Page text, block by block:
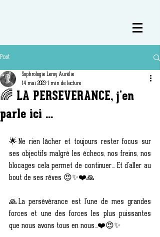
Post
🌈 LA PERSEVERANCE, j'en
parle ici ...
Sophrologie Leroy Aurélie
14 mai 2023 1 min de lecture
🌟Ne rien lâcher et toujours rester focus sur
ses objectifs malgré les échecs, nos freins, nos
blocages cela permet de continuer... Et d'aller au
bout de ses rêves 😍✨❤️🙏
🙏La persévérance est l'une de mes grandes
forces et une des forces les plus puissantes
que nous avons tous en nous...❤️😍✨